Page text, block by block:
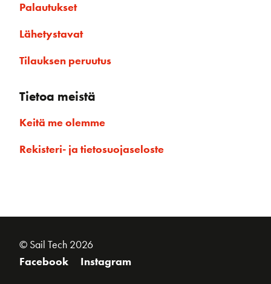
Palautukset
Lähetystavat
Tilauksen peruutus
Tietoa meistä
Keitä me olemme
Rekisteri- ja tietosuojaseloste
© Sail Tech 2026
Facebook
Instagram